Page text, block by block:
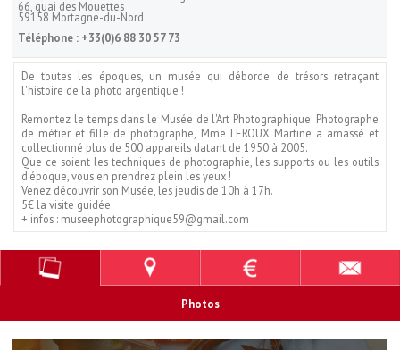
66, quai des Mouettes
59158 Mortagne-du-Nord
Téléphone : +33(0)6 88 30 57 73
De toutes les époques, un musée qui déborde de trésors retraçant
l'histoire de la photo argentique !
Remontez le temps dans le Musée de l'Art Photographique. Photographe
de métier et fille de photographe, Mme LEROUX Martine a amassé et
collectionné plus de 500 appareils datant de 1950 à 2005.
Que ce soient les techniques de photographie, les supports ou les outils
d'époque, vous en prendrez plein les yeux !
Venez découvrir son Musée, les jeudis de 10h à 17h.
5€ la visite guidée.
+ infos : museephotographique59@gmail.com
Photos